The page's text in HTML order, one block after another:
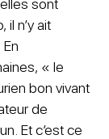
il n’y ait
« le
bon vivant
de
Et c’est ce